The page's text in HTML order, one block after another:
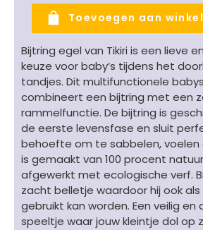
Egel
pluche/rubber
beige/bruin
aantal
Toevoegen aan
Bijtring egel van Tikiri is een lieve
keuze voor baby’s tijdens het
tandjes. Dit multifunctionele
combineert een bijtring met een
rammelfunctie. De bijtring is
de eerste levensfase en sluit
behoefte om te sabbelen, voelen
is gemaakt van 100 procent
afgewerkt met ecologische verf.
zacht belletje waardoor hij ook
gebruikt kan worden. Een veilig en
speeltje waar jouw kleintje dol op